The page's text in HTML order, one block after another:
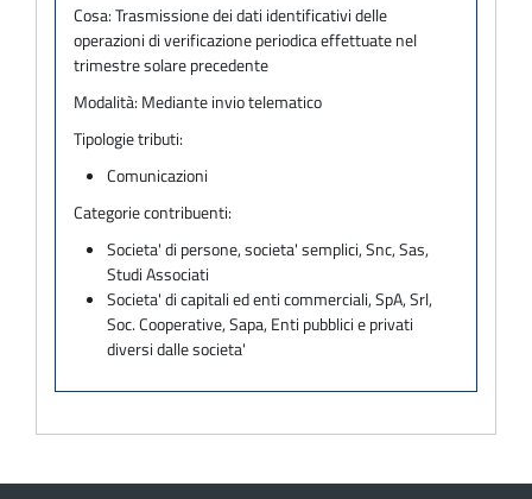
Cosa:Trasmissione dei dati identificativi delle
operazioni di verificazione periodica effettuate nel
trimestre solare precedente
Modalità: Mediante invio telematico
Tipologie tributi:
Comunicazioni
Categorie contribuenti:
Societa' di persone, societa' semplici, Snc, Sas,
Studi Associati
Societa' di capitali ed enti commerciali, SpA, Srl,
Soc. Cooperative, Sapa, Enti pubblici e privati
diversi dalle societa'